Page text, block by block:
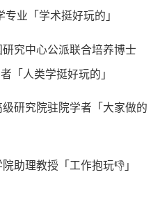
业「学术挺好玩的」
究中心公派联合培养博士
「人类学挺好玩的」
研究院驻院学者「 大家做的
助理教授「工作抱玩👎」